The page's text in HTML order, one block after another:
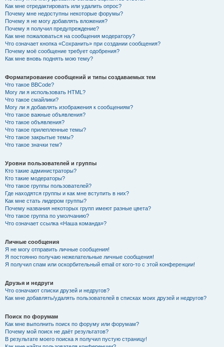
Как мне отредактировать или удалить опрос?
Почему мне недоступны некоторые форумы?
Почему я не могу добавлять вложения?
Почему я получил предупреждение?
Как мне пожаловаться на сообщения модератору?
Что означает кнопка «Сохранить» при создании сообщения?
Почему моё сообщение требует одобрения?
Как мне вновь поднять мою тему?
Форматирование сообщений и типы создаваемых тем
Что такое BBCode?
Могу ли я использовать HTML?
Что такое смайлики?
Могу ли я добавлять изображения к сообщениям?
Что такое важные объявления?
Что такое объявления?
Что такое прилепленные темы?
Что такое закрытые темы?
Что такое значки тем?
Уровни пользователей и группы
Кто такие администраторы?
Кто такие модераторы?
Что такое группы пользователей?
Где находятся группы и как мне вступить в них?
Как мне стать лидером группы?
Почему названия некоторых групп имеют разные цвета?
Что такое группа по умолчанию?
Что означает ссылка «Наша команда»?
Личные сообщения
Я не могу отправить личные сообщения!
Я постоянно получаю нежелательные личные сообщения!
Я получил спам или оскорбительный email от кого-то с этой конференции!
Друзья и недруги
Что означают списки друзей и недругов?
Как мне добавлять/удалять пользователей в списках моих друзей и недругов?
Поиск по форумам
Как мне выполнить поиск по форуму или форумам?
Почему мой поиск не даёт результатов?
В результате моего поиска я получил пустую страницу!